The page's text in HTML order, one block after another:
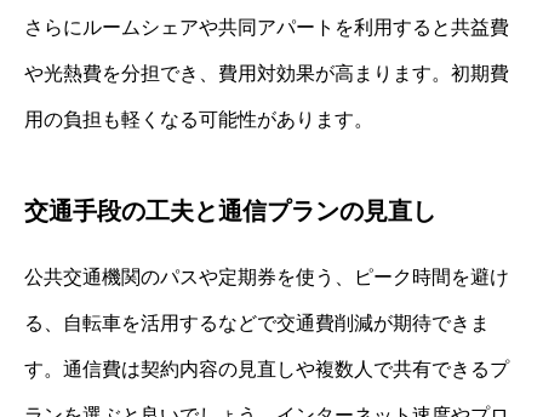
さらにルームシェアや共同アパートを利用すると共益費
や光熱費を分担でき、費用対効果が高まります。初期費
用の負担も軽くなる可能性があります。
交通手段の工夫と通信プランの見直し
公共交通機関のパスや定期券を使う、ピーク時間を避け
る、自転車を活用するなどで交通費削減が期待できま
す。通信費は契約内容の見直しや複数人で共有できるプ